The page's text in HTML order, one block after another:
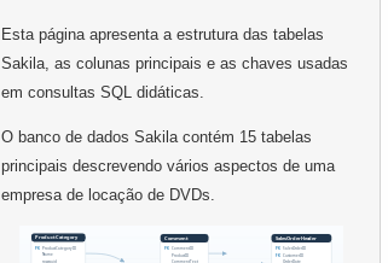
Esta página apresenta a estrutura das tabelas
Sakila, as colunas principais e as chaves usadas
em consultas SQL didáticas.
O banco de dados Sakila contém 15 tabelas
principais descrevendo vários aspectos de uma
empresa de locação de DVDs.